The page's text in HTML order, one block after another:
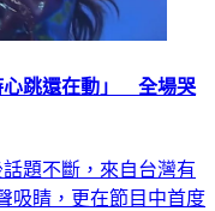
心跳還在動」 全場哭
題不斷，來自台灣有
吸睛，更在節目中首度